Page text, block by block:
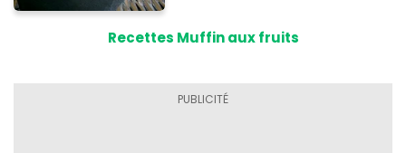
Recettes Muffin aux fruits